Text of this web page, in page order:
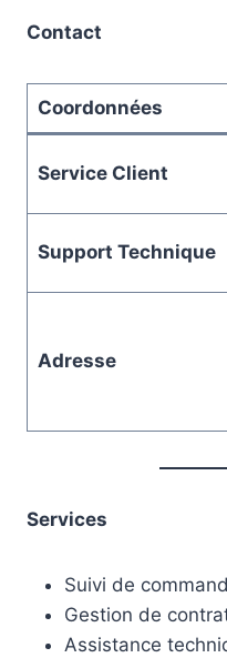
Contact
Coordonnées
Service Client
Support Technique
Adresse
Services
Suivi de
Gestion de
Assistance